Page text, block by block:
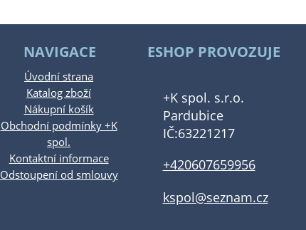
NAVIGACE
Úvodní strana
Katalog zboží
Nákupní košík
Obchodní podmínky +K
spol.
Kontaktní informace
Odstoupení od smlouvy
ESHOP PROVOZUJE
+K spol. s.r.o.
Pardubice
IČ:63221217
+420607659956
kspol@seznam.cz